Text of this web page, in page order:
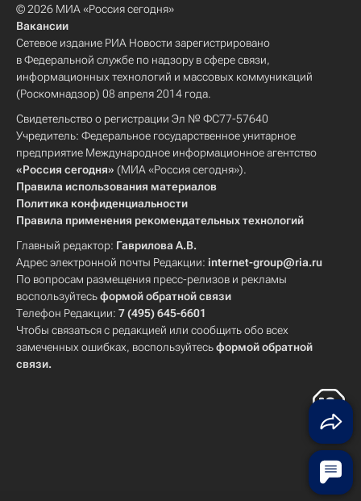
© 2026 МИА «Россия сегодня»
Вакансии
Сетевое издание РИА Новости зарегистрировано
в Федеральной службе по надзору в сфере связи,
информационных технологий и массовых коммуникаций
(Роскомнадзор) 08 апреля 2014 года.
Свидетельство о регистрации Эл № ФС77-57640
Учредитель: Федеральное государственное унитарное
предприятие Международное информационное агентство
«Россия сегодня» (МИА «Россия сегодня»).
Правила использования материалов
Политика конфиденциальности
Правила применения рекомендательных технологий
Главный редактор: Гаврилова А.В.
Адрес электронной почты Редакции: internet-group@ria.ru
По вопросам размещения пресс-релизов и рекламы
воспользуйтесьформой обратной связи
Телефон Редакции: 7 (495) 645-6601
Чтобы связаться с редакцией или сообщить обо всех
замеченных ошибках, воспользуйтесьформой обратной
связи.